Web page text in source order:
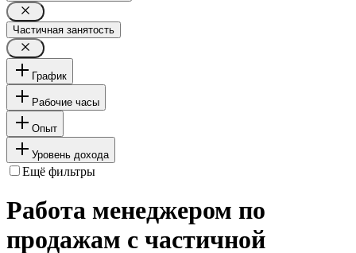
Частичная занятость
График
Рабочие часы
Опыт
Уровень дохода
Ещё фильтры
Работа менеджером по
продажам с частичной